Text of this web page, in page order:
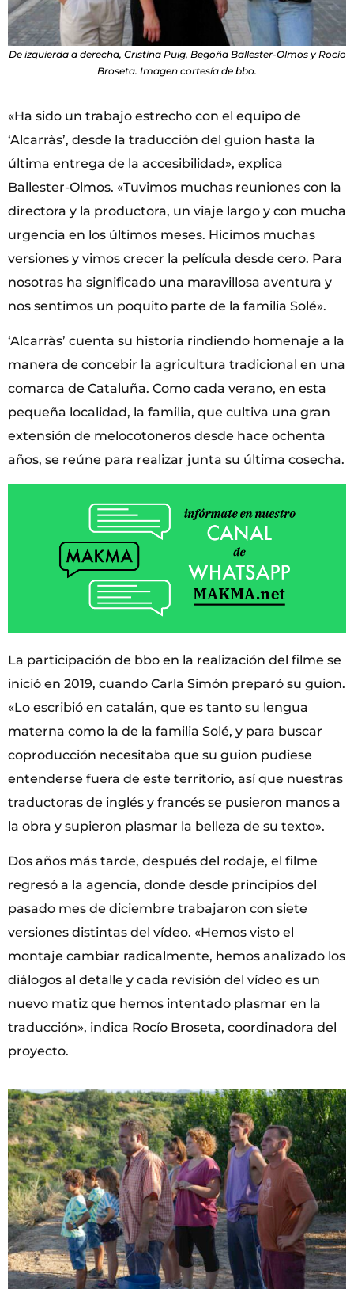
De izquierda a derecha, Cristina Puig, Begoña Ballester-Olmos y Rocío
Broseta. Imagen cortesía de bbo.
«Ha sido un trabajo estrecho con el equipo de
‘Alcarràs’, desde la traducción del guion hasta la
última entrega de la accesibilidad», explica
Ballester-Olmos. «Tuvimos muchas reuniones con la
directora y la productora, un viaje largo y con mucha
urgencia en los últimos meses. Hicimos muchas
versiones y vimos crecer la película desde cero. Para
nosotras ha significado una maravillosa aventura y
nos sentimos un poquito parte de la familia Solé».
‘Alcarràs’ cuenta su historia rindiendo homenaje a la
manera de concebir la agricultura tradicional en una
comarca de Cataluña. Como cada verano, en esta
pequeña localidad, la familia, que cultiva una gran
extensión de melocotoneros desde hace ochenta
años, se reúne para realizar junta su última cosecha.
La participación de bbo en la realización del filme se
inició en 2019, cuando Carla Simón preparó su guion.
«Lo escribió en catalán, que es tanto su lengua
materna como la de la familia Solé, y para buscar
coproducción necesitaba que su guion pudiese
entenderse fuera de este territorio, así que nuestras
traductoras de inglés y francés se pusieron manos a
la obra y supieron plasmar la belleza de su texto».
Dos años más tarde, después del rodaje, el filme
regresó a la agencia, donde desde principios del
pasado mes de diciembre trabajaron con siete
versiones distintas del vídeo. «Hemos visto el
montaje cambiar radicalmente, hemos analizado los
diálogos al detalle y cada revisión del vídeo es un
nuevo matiz que hemos intentado plasmar en la
traducción», indica Rocío Broseta, coordinadora del
proyecto.